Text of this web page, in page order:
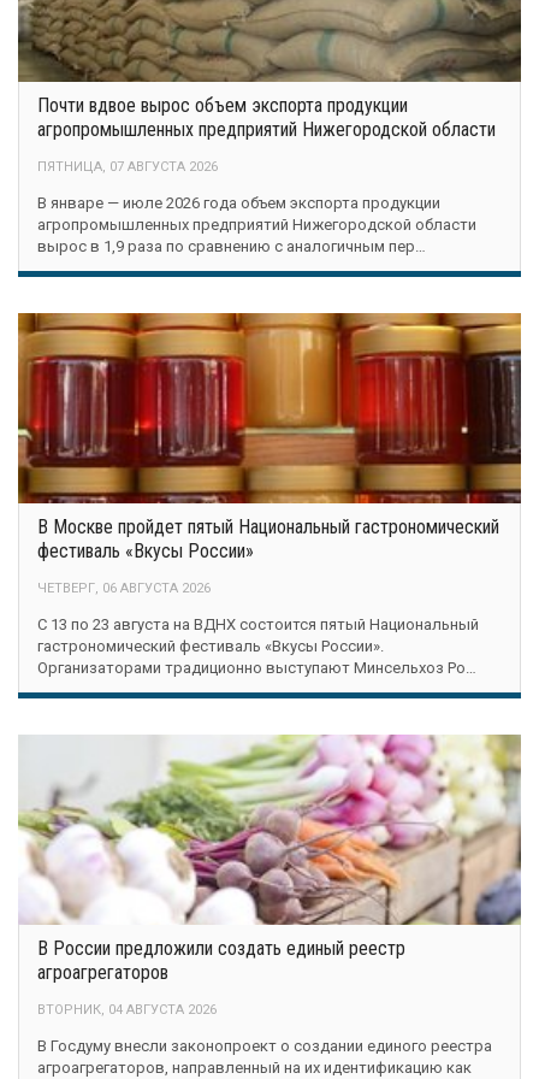
Почти вдвое вырос объем экспорта продукции
агропромышленных предприятий Нижегородской области
ПЯТНИЦА, 07 АВГУСТА 2026
В январе — июле 2026 года объем экспорта продукции
агропромышленных предприятий Нижегородской области
вырос в 1,9 раза по сравнению с аналогичным пер…
В Москве пройдет пятый Национальный гастрономический
фестиваль «Вкусы России»
ЧЕТВЕРГ, 06 АВГУСТА 2026
С 13 по 23 августа на ВДНХ состоится пятый Национальный
гастрономический фестиваль «Вкусы России».
Организаторами традиционно выступают Минсельхоз Ро…
В России предложили создать единый реестр
агроагрегаторов
ВТОРНИК, 04 АВГУСТА 2026
В Госдуму внесли законопроект о создании единого реестра
агроагрегаторов, направленный на их идентификацию как